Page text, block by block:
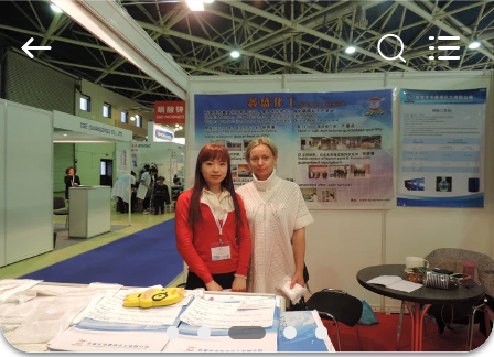
À
MAISON
PRODUITS
VIDÉOS
chemical
co.,ltd.
Rights
Reserved.
Developed
by
ECER